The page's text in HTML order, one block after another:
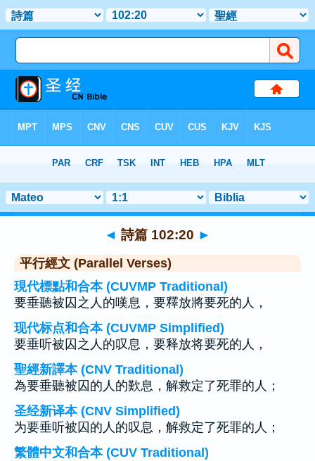
> 聖經金句 20
◄ 詩篇 102:20 ►
平行經文 (Parallel Verses)
現代標點和合本 (CUVMP Traditional)
要垂聽被囚之人的嘆息，要釋放將要死的人，
现代标点和合本 (CUVMP Simplified)
要垂听被囚之人的叹息，要释放将要死的人，
聖經新譯本 (CNV Traditional)
為要垂聽被囚的人的歎息，解救定了死罪的人；
圣经新译本 (CNV Simplified)
为要垂听被囚的人的叹息，解救定了死罪的人；
繁體中文和合本 (CUV Traditional)